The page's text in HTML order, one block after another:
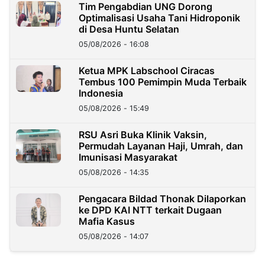
‎Tim Pengabdian UNG Dorong
Optimalisasi Usaha Tani Hidroponik
di Desa Huntu Selatan
05/08/2026 - 16:08
Ketua MPK Labschool Ciracas
Tembus 100 Pemimpin Muda Terbaik
Indonesia
05/08/2026 - 15:49
RSU Asri Buka Klinik Vaksin,
Permudah Layanan Haji, Umrah, dan
Imunisasi Masyarakat
05/08/2026 - 14:35
Pengacara Bildad Thonak Dilaporkan
ke DPD KAI NTT terkait Dugaan
Mafia Kasus
05/08/2026 - 14:07